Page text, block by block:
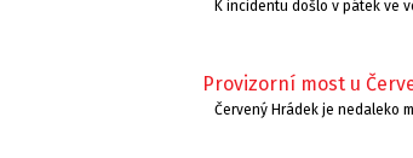
K incidentu došlo v pátek ve
Provizorní most u
Červený Hrádek je nedaleko